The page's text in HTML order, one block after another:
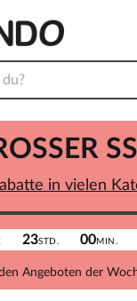
23STD. 00MIN.
Angeboten der
in vielen